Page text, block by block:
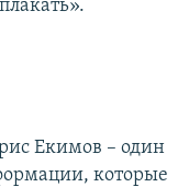
Екимов – один
которые